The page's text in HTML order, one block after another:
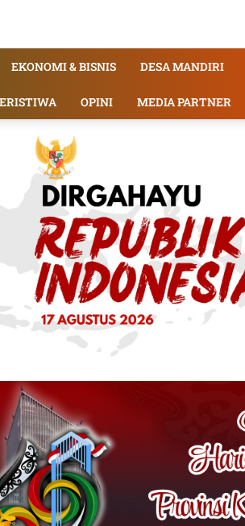
EKONOMI & BISNIS DESA MANDIRI
OPINI MEDIA PARTNER